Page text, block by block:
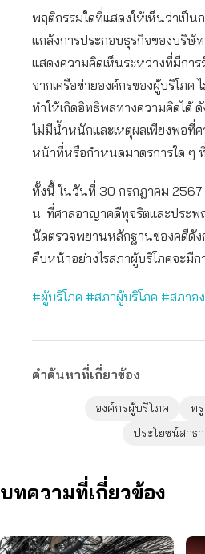
พฤติกรรมใดที่แสดงให้เห็นว่าเป็น
แกล้งการประกอบธุรกิจของบริษั
แสดงความคิดเห็นระหว่างที่มีกา
จากเครือข่ายองค์กรของผู้บริโภค
ทำให้เกิดอิทธิพลทางความคิดได้
ไม่มีน้ำหนักและเหตุผลเพียงพอที่
หน้าที่หรือกำหนดมาตรการใด ๆ
ทั้งนี้ ในวันที่ 30 กรกฎาคม
น. ที่ศาลอาญาคดีทุจริตและประพ
นัดตรวจพยานหลักฐานของคดีดัง
คืบหน้าอย่างไรสภาผู้บริโภคจะมีก
#ผู้บริโภค #สภาผู้บริโภค #สภาอ
คำค้นหาที่เกี่ยวข้อง
องค์กรผู้บริโภค ทรู
ประโยชน์สาธ
บทความที่เกี่ยวข้อง